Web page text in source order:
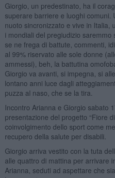
Giorgio, un predestinato, ha il
superare barriere e luoghi comuni.
nuoto sincronizzato e vive in Italia,
i mondiali del pregiudizio
se ne frega di battute, commenti,
al 99% riservato alle sole donne
ammessi), beh, la battutina
Giorgio va avanti, si impegna, si
lontano anni luce dagli
puzza al naso, che se la tira.
Incontro Arianna e Giorgio sabato
presentazione del progetto “Fiore
coinvolgimento dello sport come
recupero della salute per disabili.
Giorgio arriva vestito con la tuta
alle quattro di mattina per arrivare
Arianna, seduti ad aspettare che